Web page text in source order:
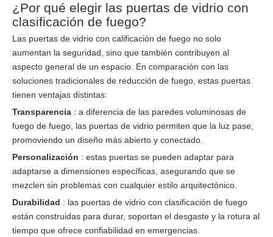
¿Por qué elegir las puertas de vidrio con
clasificación de fuego?
Las puertas de vidrio con calificación de fuego no solo
aumentan la seguridad, sino que también contribuyen al
aspecto general de un espacio. En comparación con las
soluciones tradicionales de reducción de fuego, estas puertas
tienen ventajas distintas:
Transparencia : a diferencia de las paredes voluminosas de
fuego de fuego, las puertas de vidrio permiten que la luz pase,
promoviendo un diseño más abierto y conectado.
Personalización : estas puertas se pueden adaptar para
adaptarse a dimensiones específicas, asegurando que se
mezclen sin problemas con cualquier estilo arquitectónico.
Durabilidad : las puertas de vidrio con clasificación de fuego
están construidas para durar, soportan el desgaste y la rotura al
tiempo que ofrece confiabilidad en emergencias.